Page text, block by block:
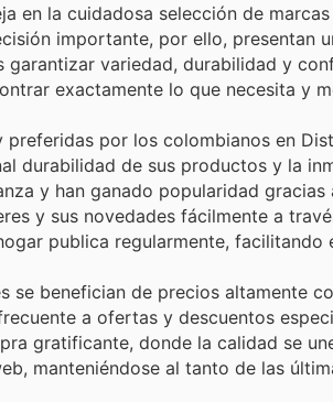
en la cuidadosa selección de
importante, por ello,
garantizar variedad, durabilidad y
exactamente lo que necesita y
preferidas por los colombianos en
durabilidad de sus productos y la
y han ganado popularidad
y sus novedades fácilmente a
publica regularmente, facilitando
se benefician de precios altamente
a ofertas y descuentos
gratificante, donde la calidad se
manteniéndose al tanto de las